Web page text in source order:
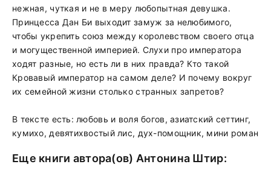
нежная, чуткая и не в меру любопытная девушка.
Принцесса Дан Би выходит замуж за нелюбимого,
чтобы укрепить союз между королевством своего отца
и могущественной империей. Слухи про императора
ходят разные, но есть ли в них правда? Кто такой
Кровавый император на самом деле? И почему вокруг
их семейной жизни столько странных запретов?
В тексте есть: любовь и воля богов, азиатский сеттинг,
кумихо, девятихвостый лис, дух-помощник, мини роман
Еще книги автора(ов) Антонина Штир: